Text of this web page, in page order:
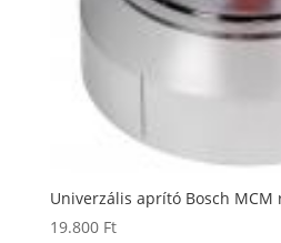
Univerzális aprító Bosch MCM
19.800 Ft